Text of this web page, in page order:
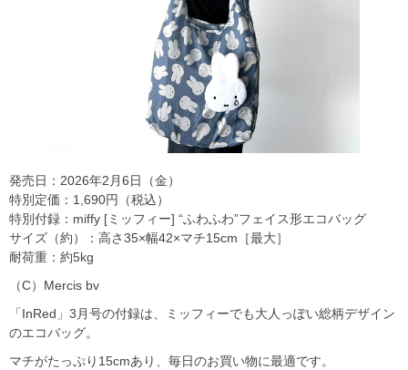
発売日：2026年2月6日（金）
特別定価：1,690円（税込）
特別付録：miffy [ミッフィー] “ふわふわ”フェイス形エコバッグ
サイズ（約）：高さ35×幅42×マチ15cm［最大］
耐荷重：約5kg
（C）Mercis bv
「InRed」3月号の付録は、ミッフィーでも大人っぽい総柄デザイン
のエコバッグ。
マチがたっぷり15cmあり、毎日のお買い物に最適です。